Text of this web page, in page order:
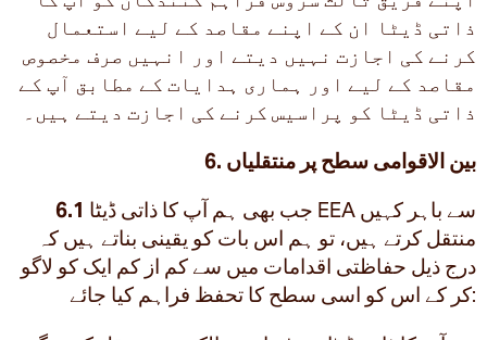
ذاتی ڈیٹا ان کے اپنے مقاصد کے لیے استعمال
کرنے کی اجازت نہیں دیتے اور انہیں صرف مخصوص
مقاصد کے لیے اور ہماری ہدایات کے مطابق آپ کے
ذاتی ڈیٹا کو پراسیس کرنے کی اجازت دیتے ہیں۔
6. بین الاقوامی سطح پر منتقلیاں
6.1 جب بھی ہم آپ کا ذاتی ڈیٹا EEA سے باہر کہیں
منتقل کرتے ہیں، تو ہم اس بات کو یقینی بناتے ہیں کہ
درج ذیل حفاظتی اقدامات میں سے کم از کم ایک کو لاگو
کر کے اس کو اسی سطح کا تحفظ فراہم کیا جائے: